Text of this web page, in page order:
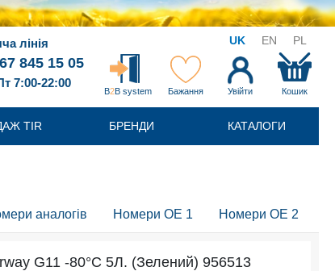
UK EN PL
лінія
845 15 05
7:00-22:00
B2B system Бажання Увійти Кошик
TIR БРЕНДИ КАТАЛОГИ
аналогів Номери OE 1 Номери OE 2
G11 -80°C 5Л. (Зелений) 956513